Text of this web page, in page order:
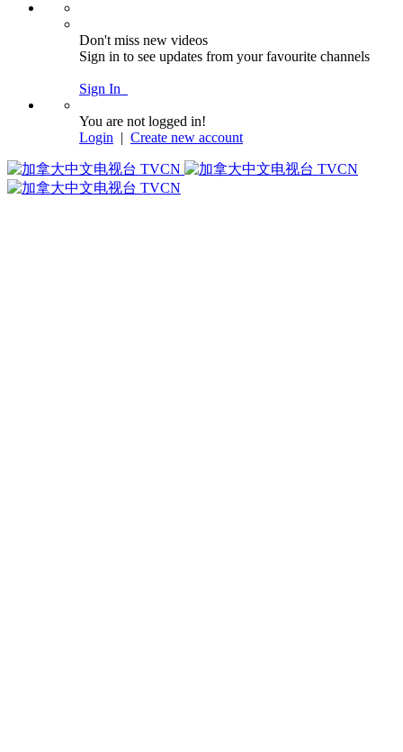
Don't miss new videos
Sign in to see updates from your favourite channels
Sign In
You are not logged in!
Login | Create new account